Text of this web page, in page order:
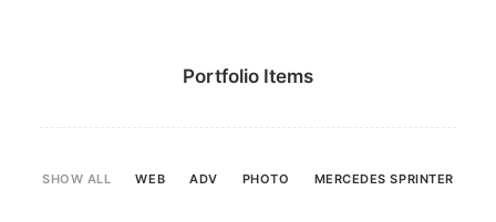
Portfolio Items
SHOW ALL WEB ADV PHOTO MERCEDES SPRINTER